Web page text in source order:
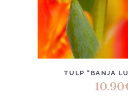
TULP “BANJA
10.90